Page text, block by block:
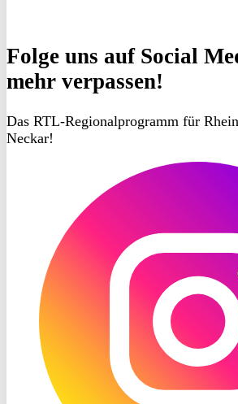
Folge uns auf Social
mehr verpassen!
Das RTL-Regionalprogramm für
Neckar!
Instagram